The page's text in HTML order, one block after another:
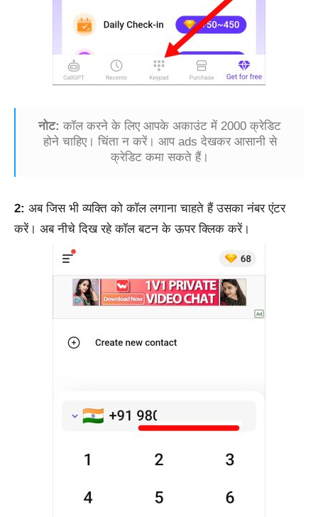
नोट: कॉल करने के लिए आपके अकाउंट में 2000 क्रेडिट
होने चाहिए। चिंता न करें। आप ads देखकर आसानी से
क्रेडिट कमा सकते हैं।
2: अब जिस भी व्यक्ति को कॉल लगाना चाहते हैं उसका नंबर एंटर
करें। अब नीचे दिख रहे कॉल बटन के ऊपर क्लिक करें।